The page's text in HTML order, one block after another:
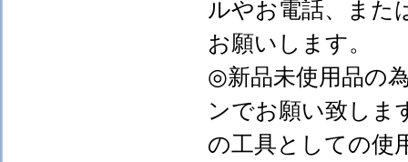
ルやお電話、また
お願いします。
◎新品未使用品の
ンでお願い致しま
の工具としての使